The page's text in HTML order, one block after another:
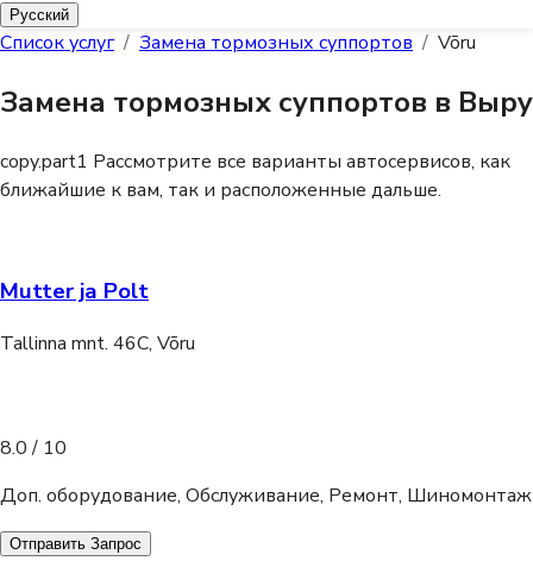
Русский
Список услуг / Замена тормозных суппортов / Võru
Замена тормозных суппортов в Выру
copy.part1 Рассмотрите все варианты автосервисов, как
ближайшие к вам, так и расположенные дальше.
Mutter ja Polt
Tallinna mnt. 46C, Võru
8.0 / 10
Доп. оборудование, Обслуживание, Ремонт, Шиномонтаж
Отправить Запрос